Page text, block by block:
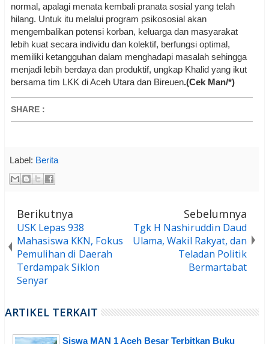
normal, apalagi menata kembali pranata sosial yang telah
hilang. Untuk itu melalui program psikososial akan
mengembalikan potensi korban, keluarga dan masyarakat
lebih kuat secara individu dan kolektif, berfungsi optimal,
memiliki ketangguhan dalam menghadapi masalah sehingga
menjadi lebih berdaya dan produktif, ungkap Khalid yang ikut
bersama tim LKK di Aceh Utara dan Bireuen.(Cek Man/*)
SHARE :
Label: Berita
Berikutnya
USK Lepas 938
Mahasiswa KKN, Fokus
Pemulihan di Daerah
Terdampak Siklon
Senyar
Sebelumnya
Tgk H Nashiruddin Daud
Ulama, Wakil Rakyat, dan
Teladan Politik
Bermartabat
ARTIKEL TERKAIT
Siswa MAN 1 Aceh Besar Terbitkan Buku